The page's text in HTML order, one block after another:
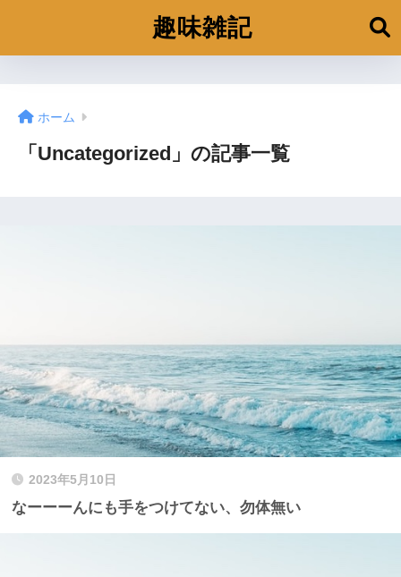
趣味雑記
ホーム
「Uncategorized」の記事一覧
2023年5月10日
なーーーんにも手をつけてない、勿体無い